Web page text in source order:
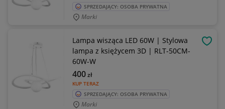
SPRZEDAJĄCY: OSOBA PRYWATNA
Marki
Lampa wisząca LED 60W | Stylowa
lampa z księżycem 3D | RLT-50CM-
60W-W
KUP TERAZ
400zł
SPRZEDAJĄCY: OSOBA PRYWATNA
Marki